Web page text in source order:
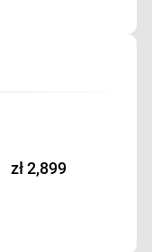
zł 2,899